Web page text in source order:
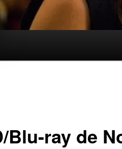
Blu-ray de